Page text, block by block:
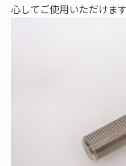
心してご使用いただけます